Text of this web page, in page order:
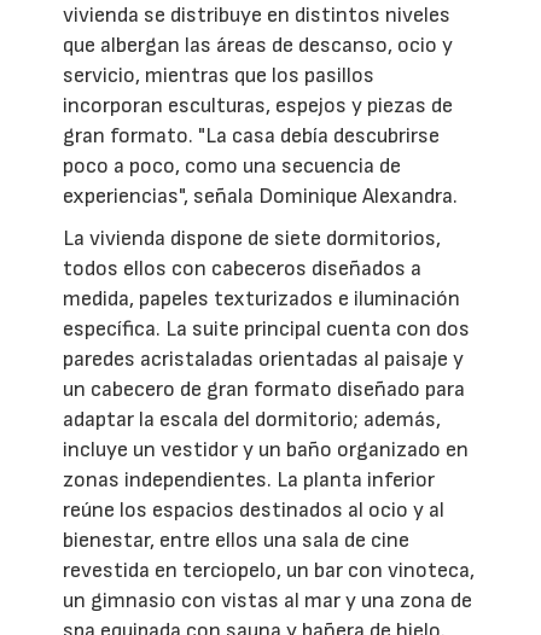
vivienda se distribuye en distintos niveles
que albergan las áreas de descanso, ocio y
servicio, mientras que los pasillos
incorporan esculturas, espejos y piezas de
gran formato. "La casa debía descubrirse
poco a poco, como una secuencia de
experiencias", señala Dominique Alexandra.
La vivienda dispone de siete dormitorios,
todos ellos con cabeceros diseñados a
medida, papeles texturizados e iluminación
específica. La suite principal cuenta con dos
paredes acristaladas orientadas al paisaje y
un cabecero de gran formato diseñado para
adaptar la escala del dormitorio; además,
incluye un vestidor y un baño organizado en
zonas independientes. La planta inferior
reúne los espacios destinados al ocio y al
bienestar, entre ellos una sala de cine
revestida en terciopelo, un bar con vinoteca,
un gimnasio con vistas al mar y una zona de